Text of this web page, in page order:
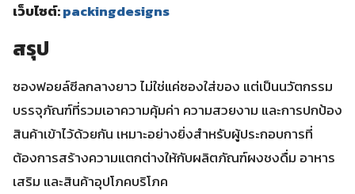
เว็บไซต์:packingdesigns
สรุป
ซองฟอยล์ซีลกลางยาว ไม่ใช่แค่ซองใส่ของ แต่เป็นนวัตกรรม
บรรจุภัณฑ์ที่รวมเอาความคุ้มค่า ความสวยงาม และการปกป้อง
สินค้าเข้าไว้ด้วยกัน เหมาะอย่างยิ่งสำหรับผู้ประกอบการที่
ต้องการสร้างความแตกต่างให้กับผลิตภัณฑ์ผงชงดื่ม อาหาร
เสริม และสินค้าอุปโภคบริโภค